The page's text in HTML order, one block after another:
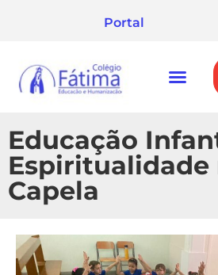
Portal
Educação
Espiritualidade
Capela